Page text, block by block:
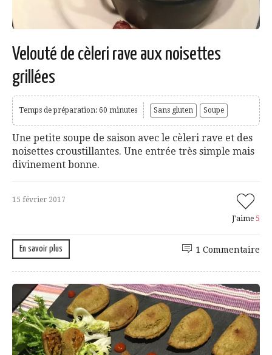
Velouté de cèleri rave aux noisettes
grillées
Temps de préparation: 60 minutes Sans gluten Soupe
Une petite soupe de saison avec le cèleri rave et des
noisettes croustillantes. Une entrée très simple mais
divinement bonne.
15 février 2017
J'aime 5
En savoir plus 1 Commentaire